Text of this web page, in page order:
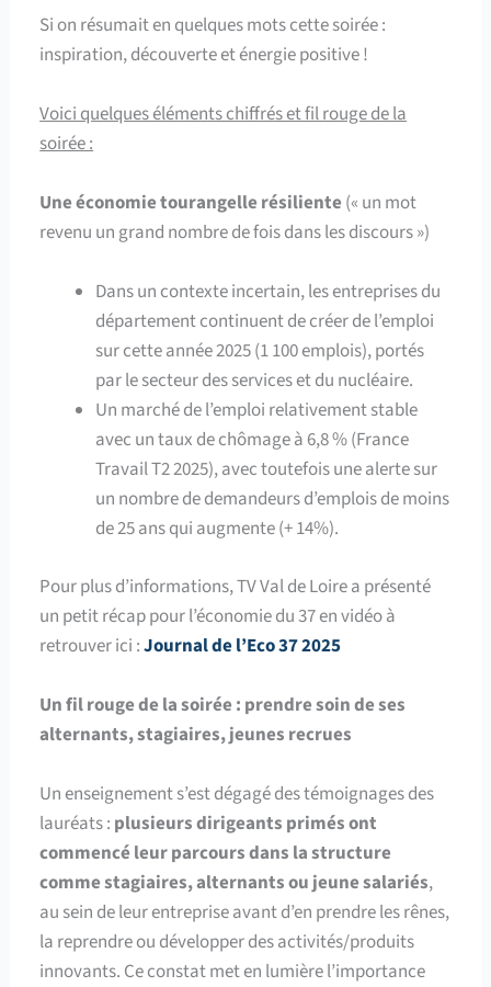
Si on résumait en quelques mots cette soirée :
inspiration, découverte et énergie positive !
Voici quelques éléments chiffrés et fil rouge de la
soirée :
Une économie tourangelle résiliente (« un mot
revenu un grand nombre de fois dans les discours »)
Dans un contexte incertain, les entreprises du
département continuent de créer de l’emploi
sur cette année 2025 (1 100 emplois), portés
par le secteur des services et du nucléaire.
Un marché de l’emploi relativement stable
avec un taux de chômage à 6,8 % (France
Travail T2 2025), avec toutefois une alerte sur
un nombre de demandeurs d’emplois de moins
de 25 ans qui augmente (+ 14%).
Pour plus d’informations, TV Val de Loire a présenté
un petit récap pour l’économie du 37 en vidéo à
retrouver ici :Journal de l’Eco 37 2025
Un fil rouge de la soirée : prendre soin de ses
alternants, stagiaires, jeunes recrues
Un enseignement s’est dégagé des témoignages des
lauréats : plusieurs dirigeants primés ont
commencé leur parcours dans la structure
comme stagiaires, alternantsou jeune salariés,
au sein de leur entreprise avant d’en prendre les rênes,
la reprendre ou développer des activités/produits
innovants. Ce constat met en lumière l’importance